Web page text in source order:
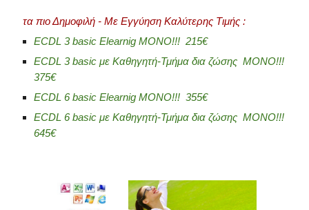
τα πιο Δημοφιλή - Με Εγγύηση Καλύτερης Τιμής :
ECDL 3 basic Elearnig MONO!!! 215€
ECDL 3 basicμε Καθηγητή-Τμήμα δια ζώσης MONO!!!
375€
ECDL6basic Elearnig MONO!!!355€
ECDL6basic με Καθηγητή-Τμήμα δια ζώσης MONO!!!
645€